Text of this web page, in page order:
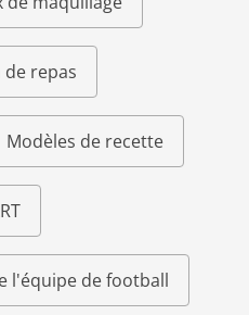
repas
Modèles de recette
l'équipe de football